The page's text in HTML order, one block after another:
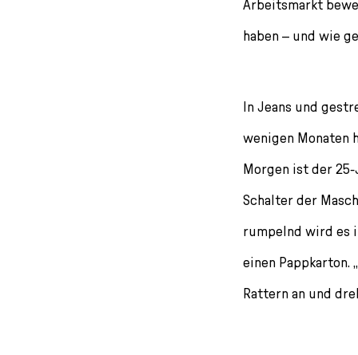
Arbeitsmarkt
haben – und wie
In Jeans und
wenigen Monaten
Morgen ist der
Schalter der
rumpelnd wird es
einen Pappkarton.
Rattern an und